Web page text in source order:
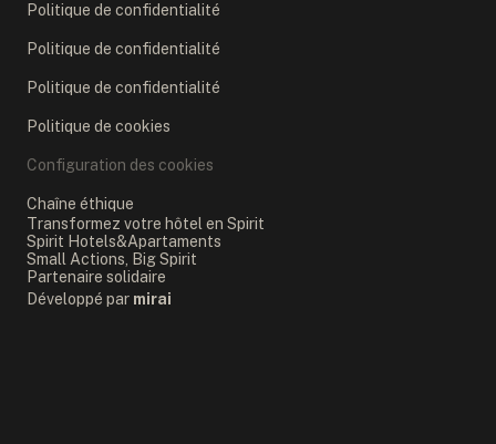
Politique de confidentialité
Politique de confidentialité
Politique de confidentialité
Politique de cookies
Configuration des cookies
Chaîne éthique
Transformez votre hôtel en Spirit
Spirit Hotels&Apartaments
Small Actions, Big Spirit
Partenaire solidaire
Développé par mirai